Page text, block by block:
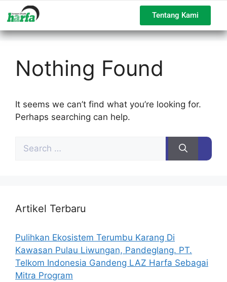
Tentang Kami
Nothing Found
It seems we can’t find what you’re looking for.
Perhaps searching can help.
Artikel Terbaru
Pulihkan Ekosistem Terumbu Karang Di
Kawasan Pulau Liwungan, Pandeglang. PT.
Telkom Indonesia Gandeng LAZ Harfa Sebagai
Mitra Program